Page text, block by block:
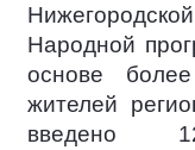
Народной
основе
жителей
введено